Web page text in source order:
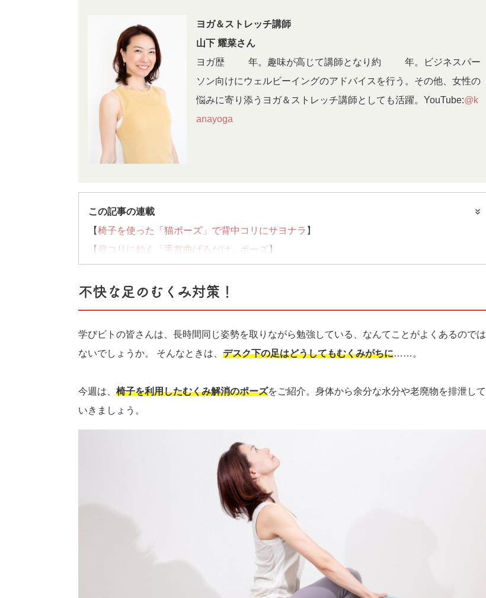
身体もととのえてみてください」（山下 耀菜さん）。
ヨガ＆ストレッチ講師
山下 耀菜さん
ヨガ歴20年。趣味が高じて講師となり約10年。ビジネスパー
ソン向けにウェルビーイングのアドバイスを行う。その他、女性の
悩みに寄り添うヨガ＆ストレッチ講師としても活躍。YouTube:@k
anayoga823
この記事の連載
【椅子を使った「猫ポーズ」で背中コリにサヨナラ 】
【 肩コリに効く「手首曲げるだけ」ポーズ】
連載記事一覧へ>>
不快な足のむくみ対策！
学びビトの皆さんは、長時間同じ姿勢を取りながら勉強している、なんてことがよくあるのでは
ないでしょうか。 そんなときは、 デスク下の足はどうしてもむくみがちに……。
今週は、 椅子を利用したむくみ解消のポーズをご紹介。身体から余分な水分や老廃物を排泄して
いきましょう。